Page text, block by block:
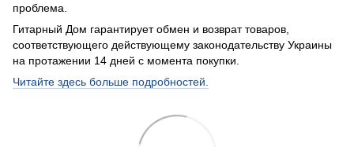
проблема.
Гитарный Дом гарантирует обмен и возврат товаров,
соответствующего действующему законодательству Украины
на протажении 14 дней с момента покупки.
Читайте здесь больше подробностей.